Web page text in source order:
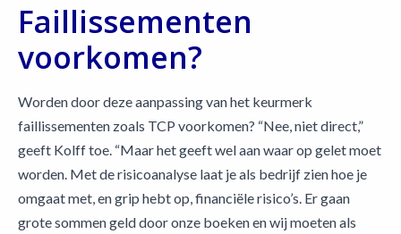
Faillissementen
voorkomen?
Worden door deze aanpassing van het keurmerk
faillissementen zoals TCP voorkomen? “Nee, niet direct,”
geeft Kolff toe. “Maar het geeft wel aan waar op gelet moet
worden. Met de risicoanalyse laat je als bedrijf zien hoe je
omgaat met, en grip hebt op, financiële risico’s. Er gaan
grote sommen geld door onze boeken en wij moeten als